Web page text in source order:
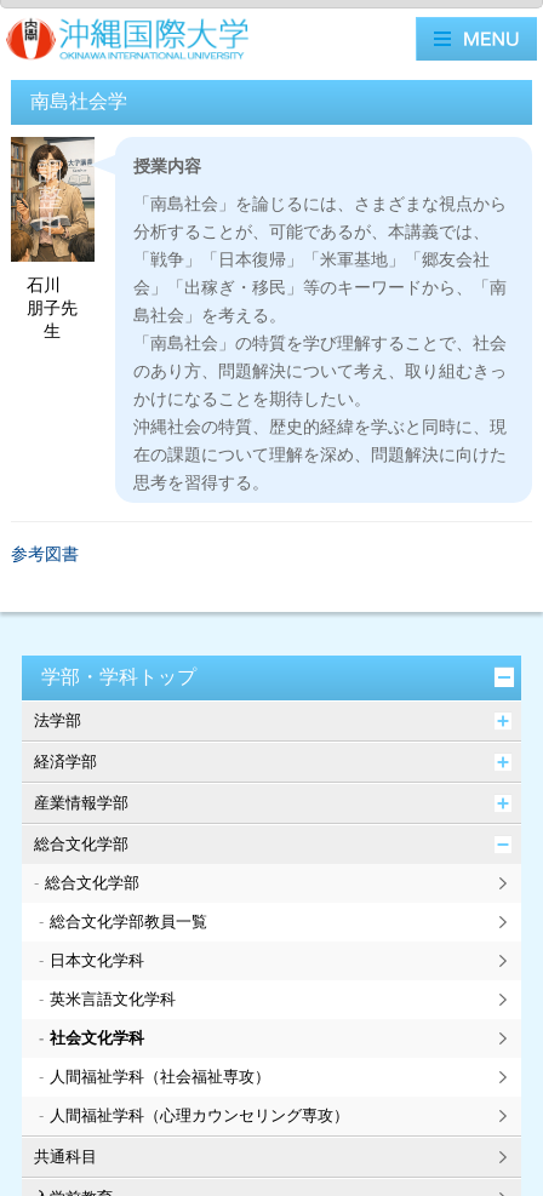
南島社会学
授業内容
「南島社会」を論じるには、さまざまな視点から
分析することが、可能であるが、本講義では、
「戦争」「日本復帰」「米軍基地」「郷友会社
会」「出稼ぎ・移民」等のキーワードから、「南
島社会」を考える。
「南島社会」の特質を学び理解することで、社会
のあり方、問題解決について考え、取り組むきっ
かけになることを期待したい。
沖縄社会の特質、歴史的経緯を学ぶと同時に、現
在の課題について理解を深め、問題解決に向けた
思考を習得する。
石川
朋子先
生
参考図書
学部・学科トップ
法学部
経済学部
産業情報学部
総合文化学部
総合文化学部
総合文化学部教員一覧
日本文化学科
英米言語文化学科
社会文化学科
人間福祉学科（社会福祉専攻）
人間福祉学科（心理カウンセリング専攻）
共通科目